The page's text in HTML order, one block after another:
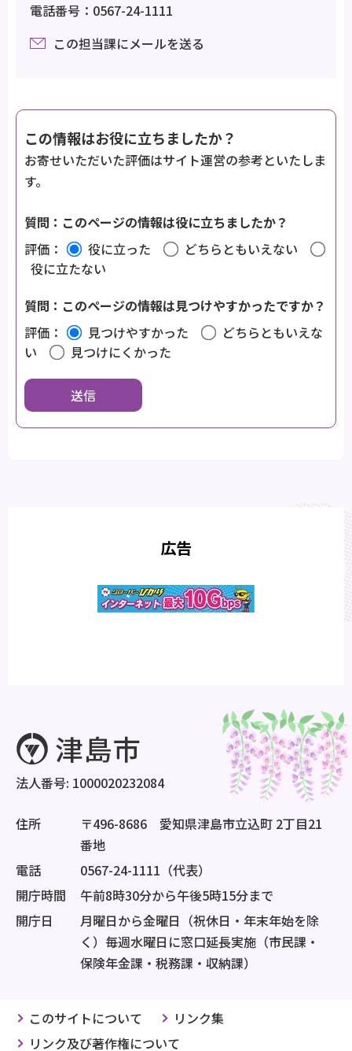
電話番号：0567-24-1111
この担当課にメールを送る
この情報はお役に立ちましたか？
お寄せいただいた評価はサイト運営の参考といたしま
す。
質問：このページの情報は役に立ちましたか？
評価：
役に立った
どちらともいえない
役に立たない
質問：このページの情報は見つけやすかったですか？
評価：
見つけやすかった
どちらともいえな
い
見つけにくかった
広告
法人番号: 1000020232084
住所
〒496-8686 愛知県津島市立込町 2丁目21
番地
電話
0567-24-1111（代表）
開庁時間
午前8時30分から午後5時15分まで
開庁日
月曜日から金曜日（祝休日・年末年始を除
く）毎週水曜日に窓口延長実施（市民課・
保険年金課・税務課・収納課）
このサイトについて
リンク集
リンク及び著作権について